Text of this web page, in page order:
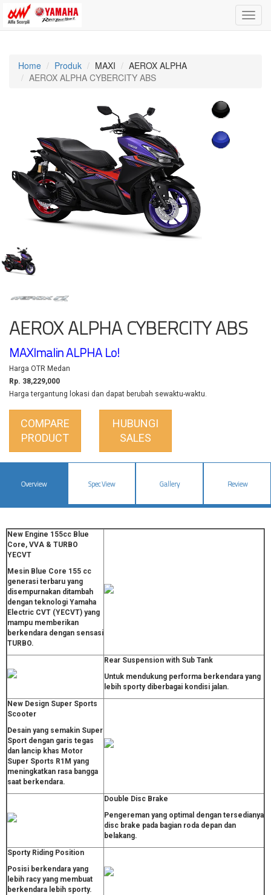
Toggle
Home Produk MAXI
AEROX ALPHA
AEROX ALPHA CYBERCITY ABS
AEROX ALPHA CYBERCITY ABS
MAXImalin ALPHA Lo!
Harga OTR Medan
Rp. 38,229,000
Harga tergantung lokasi dan dapat berubah sewaktu-waktu.
COMPARE
PRODUCT
HUBUNGI
SALES
Overview Spec View Gallery Review
New Engine 155cc Blue
Core, VVA & TURBO
YECVT
Mesin Blue Core 155 cc
generasi terbaru yang
disempurnakan ditambah
dengan teknologi Yamaha
Electric CVT (YECVT) yang
mampu memberikan
berkendara dengan sensasi
TURBO.
Rear Suspension with Sub Tank
Untuk mendukung performa berkendara yang
lebih sporty diberbagai kondisi jalan.
New Design Super Sports
Scooter
Desain yang semakin Super
Sport dengan garis tegas
dan lancip khas Motor
Super Sports R1M yang
meningkatkan rasa bangga
saat berkendara.
Double Disc Brake
Pengereman yang optimal dengan tersedianya
disc brake pada bagian roda depan dan
belakang.
Sporty Riding Position
Posisi berkendara yang
lebih racy yang membuat
berkendara lebih sporty.